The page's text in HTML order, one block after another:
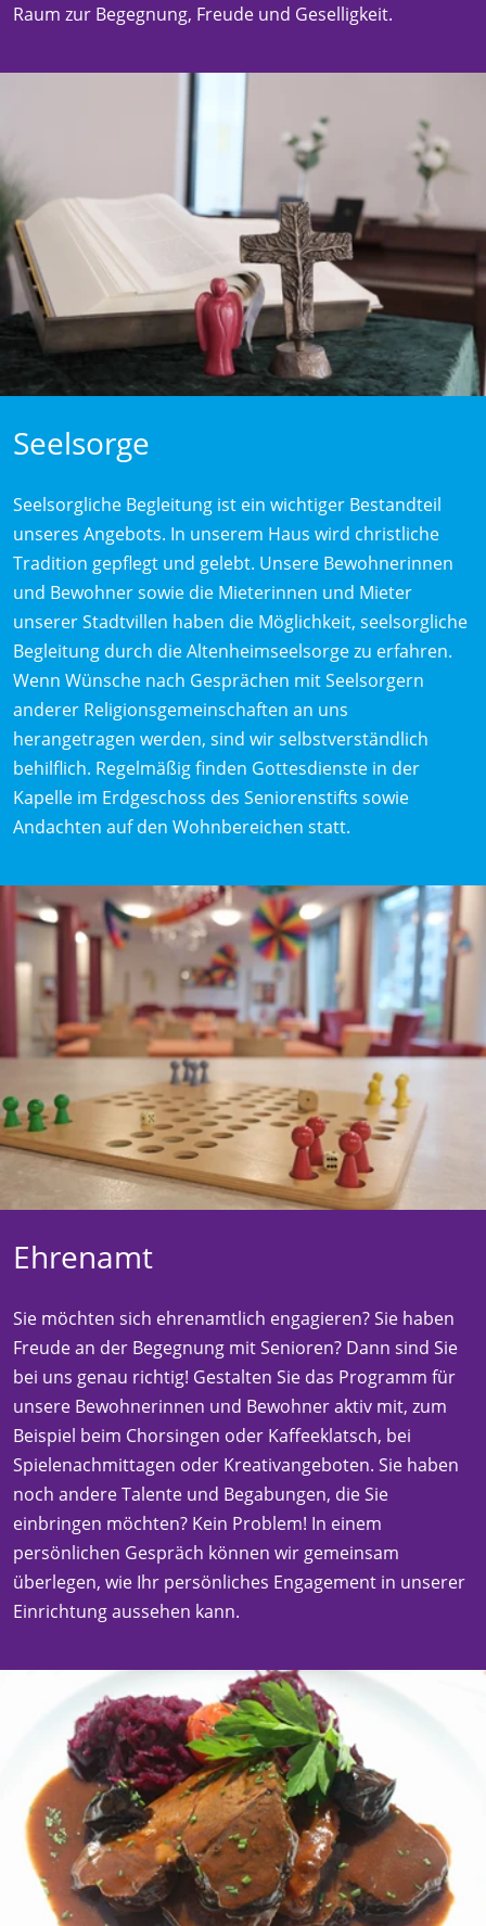
Raum zur Begegnung, Freude und Geselligkeit.
Seelsorge
Seelsorgliche Begleitung ist ein wichtiger Bestandteil
unseres Angebots. In unserem Haus wird christliche
Tradition gepflegt und gelebt. Unsere Bewohnerinnen
und Bewohner sowie die Mieterinnen und Mieter
unserer Stadtvillen haben die Möglichkeit, seelsorgliche
Begleitung durch die Altenheimseelsorge zu erfahren.
Wenn Wünsche nach Gesprächen mit Seelsorgern
anderer Religionsgemeinschaften an uns
herangetragen werden, sind wir selbstverständlich
behilflich. Regelmäßig finden Gottesdienste in der
Kapelle im Erdgeschoss des Seniorenstifts sowie
Andachten auf den Wohnbereichen statt.
Ehrenamt
Sie möchten sich ehrenamtlich engagieren? Sie haben
Freude an der Begegnung mit Senioren? Dann sind Sie
bei uns genau richtig! Gestalten Sie das Programm für
unsere Bewohnerinnen und Bewohner aktiv mit, zum
Beispiel beim Chorsingen oder Kaffeeklatsch, bei
Spielenachmittagen oder Kreativangeboten. Sie haben
noch andere Talente und Begabungen, die Sie
einbringen möchten? Kein Problem! In einem
persönlichen Gespräch können wir gemeinsam
überlegen, wie Ihr persönliches Engagement in unserer
Einrichtung aussehen kann.